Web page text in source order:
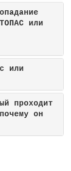
или
или
проходит
он